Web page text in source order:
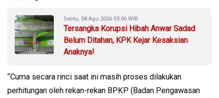
Sabtu, 08 Agu 2026 03:06 WIB
Tersangka Korupsi Hibah Anwar Sadad
Belum Ditahan, KPK Kejar Kesaksian
Anaknya!
“Cuma secara rinci saat ini masih proses dilakukan
perhitungan oleh rekan-rekan BPKP (Badan Pengawasan